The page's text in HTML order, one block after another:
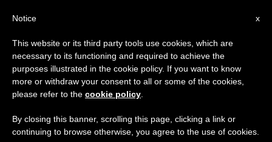
DÍA
Octubre 22nd, 2018
×
Aviso importante
Del 27 de julio al 7 de agosto haremos la pausa
anual, aprovechando que en el periodo de verano
se generan menos informaciones y también el
x
Notice
This website or its third party tools use cookies, which are
necessary to its functioning and required to achieve the
purposes illustrated in the cookie policy. If you want to know
more or withdraw your consent to all or some of the cookies,
please refer to the cookie policy
By closing this banner, scrolling this page, clicking a link or
continuing to browse otherwise, you agree to the use of cookies.